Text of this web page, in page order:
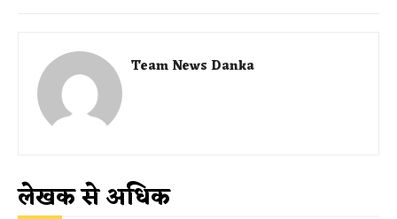
Team News Danka
लेखक से अधिक